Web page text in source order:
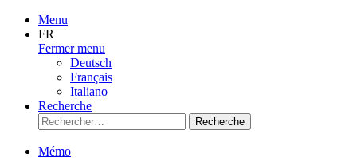
Menu
FR
Fermer menu
Deutsch
Français
Italiano
Recherche
Recherche
Mémo